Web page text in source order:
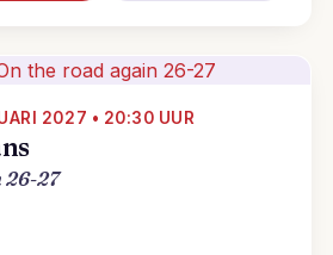
2027 • 20:30 UUR
26-27